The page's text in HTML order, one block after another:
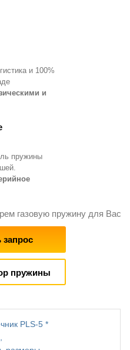
и 100%
и
пружины
газовую пружину для Вас
запрос
пружины